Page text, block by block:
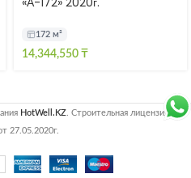
172 м²
14,344,550 ₸
HotWell.KZ . Строительная лицензия №
27.05.2020г.